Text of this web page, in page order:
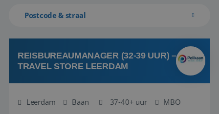
Postcode & straal
REISBUREAUMANAGER (32-39 UUR) –
TRAVEL STORE LEERDAM
Leerdam Baan 37-40+ uur MBO